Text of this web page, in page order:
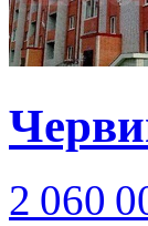
2 060